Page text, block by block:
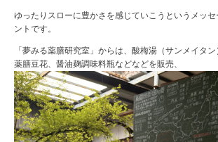
ゆったりスローに豊かさを感じていこうというメッ
ントです。
「夢みる薬膳研究室」からは、酸梅湯（サンメイタ
薬膳豆花、醤油麹調味料瓶などなどを販売、